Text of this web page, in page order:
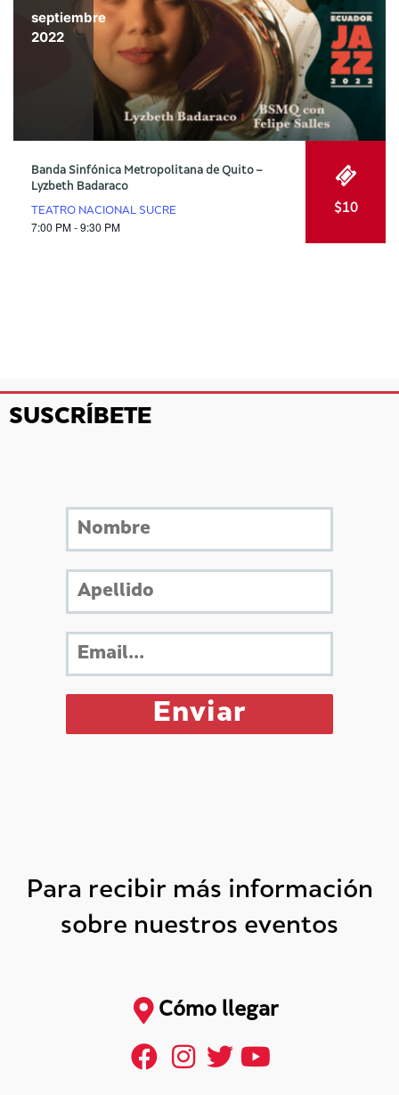
septiembre
2022
Banda Sinfónica Metropolitana de Quito –
Lyzbeth Badaraco
TEATRO NACIONAL SUCRE
7:00 PM - 9:30 PM
$10
SUSCRÍBETE
Para recibir más información
sobre nuestros eventos
Cómo llegar